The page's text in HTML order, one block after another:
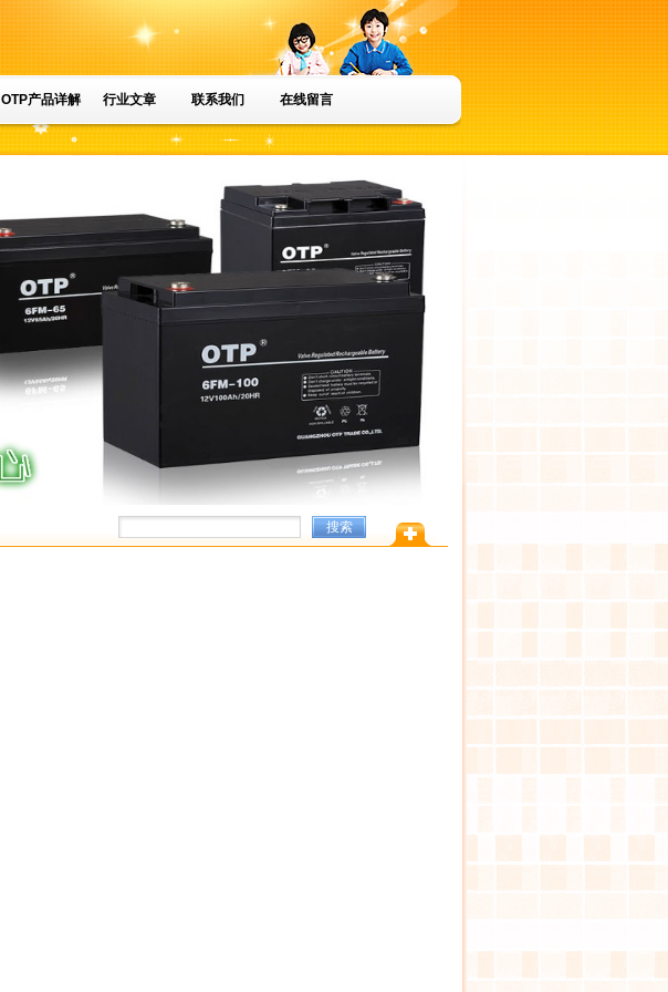
OTP产品详解 行业文章 联系我们 在线留言